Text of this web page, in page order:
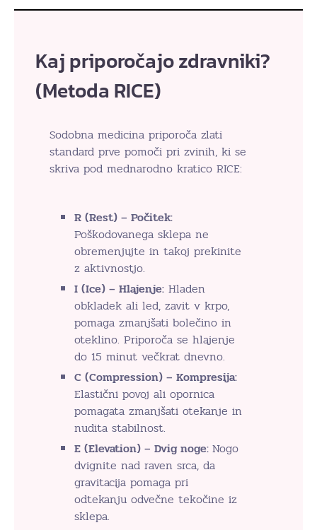
Kaj priporočajo zdravniki?
(Metoda RICE)
Sodobna medicina priporoča zlati
standard prve pomoči pri zvinih, ki se
skriva pod mednarodno kratico RICE:
R (Rest) – Počitek:
Poškodovanega sklepa ne
obremenjujte in takoj prekinite
z aktivnostjo.
I (Ice) – Hlajenje: Hladen
obkladek ali led, zavit v krpo,
pomaga zmanjšati bolečino in
oteklino. Priporoča se hlajenje
do 15 minut večkrat dnevno.
C (Compression) – Kompresija:
Elastični povoj ali opornica
pomagata zmanjšati otekanje in
nudita stabilnost.
E (Elevation) – Dvig noge: Nogo
dvignite nad raven srca, da
gravitacija pomaga pri
odtekanju odvečne tekočine iz
sklepa.